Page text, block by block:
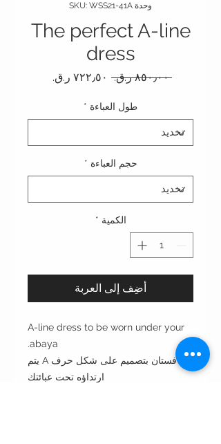
وحدة SKU: WSS21-41A
The perfect A-line
dress
‏٨٥٠٫٠٠ ر.ق.‏ سعر عادي
طول العباءة *
حجم العباءة *
الكمية *
أضِف إلى العربة
A-line dress to be worn under your
abaya.
فستان بتصميم على شكل حرف A يتم
ارتداؤه تحت عبائتك